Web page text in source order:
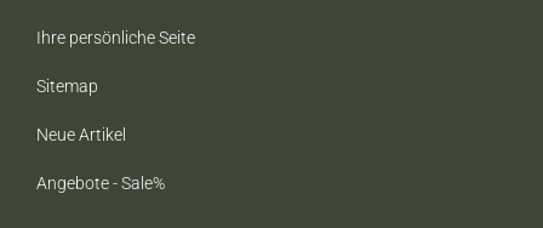
Ihre persönliche Seite
Sitemap
Neue Artikel
Angebote - Sale%